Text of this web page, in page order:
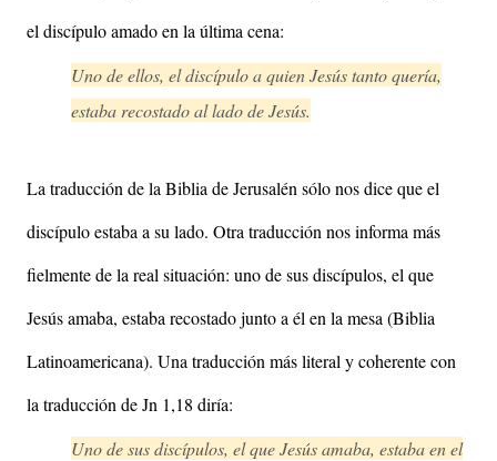
el discípulo amado en la última cena:
Uno de ellos, el discípulo a quien Jesús tanto quería,
estaba recostado al lado de Jesús.
La traducción de la Biblia de Jerusalén sólo nos dice que el
discípulo estaba a su lado. Otra traducción nos informa más
fielmente de la real situación: uno de sus discípulos, el que
Jesús amaba, estaba recostado junto a él en la mesa (Biblia
Latinoamericana). Una traducción más literal y coherente con
la traducción de Jn 1,18 diría:
Uno de sus discípulos, el que Jesús amaba, estaba en el